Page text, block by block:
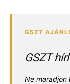
GSZT
Ne maradjon